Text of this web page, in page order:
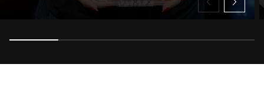
συσκευασίες και τεχνολογία χωρίς υπόστρωμα έως
μειώσουν τα απόβλητα, να αυξήσουν τον χρόνο